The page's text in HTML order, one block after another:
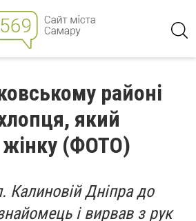
районі
який
жінку (ФОТО)
Калиновій Дніпра до
і вирвав з рук